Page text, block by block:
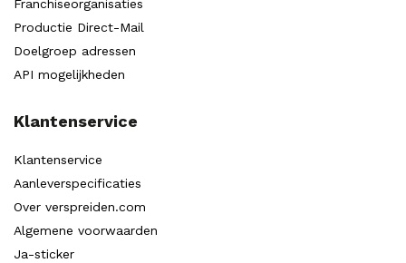
Franchiseorganisaties
Productie Direct-Mail
Doelgroep adressen
API mogelijkheden
Klantenservice
Klantenservice
Aanleverspecificaties
Over verspreiden.com
Algemene voorwaarden
Ja-sticker